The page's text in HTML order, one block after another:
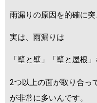
雨漏りの原因を的確に突
実は、雨漏りは
「壁と壁」「壁と屋根
2つ以上の面が取り合っ
が非常に多いんです。